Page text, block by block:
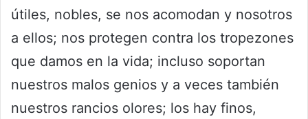
útiles, nobles, se nos acomodan y nosotros
a ellos; nos protegen contra los tropezones
que damos en la vida; incluso soportan
nuestros malos genios y a veces también
nuestros rancios olores; los hay finos,